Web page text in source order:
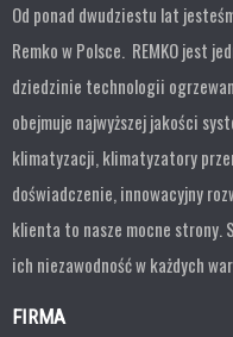
Od ponad dwudziestu lat
Remko w Polsce. REMKO jest
dziedzinie technologii
obejmuje najwyższej jakości
klimatyzacji, klimatyzatory
doświadczenie, innowacyjny
klienta to nasze mocne strony.
ich niezawodność w każdych
FIRMA